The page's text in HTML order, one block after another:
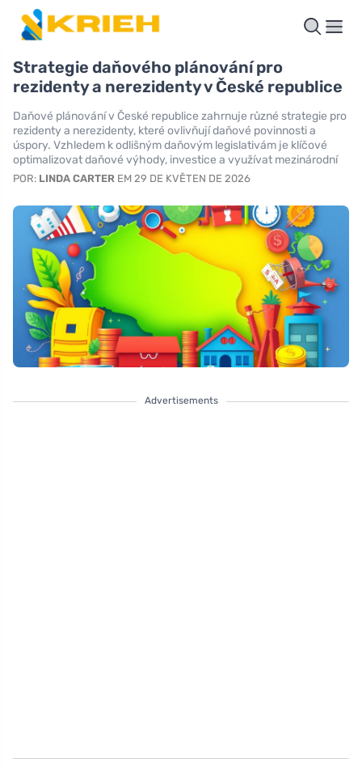
Strategie daňového plánování pro
rezidenty a nerezidenty v České republice
Daňové plánování v České republice zahrnuje různé strategie pro
rezidenty a nerezidenty, které ovlivňují daňové povinnosti a
úspory. Vzhledem k odlišným daňovým legislativám je klíčové
optimalizovat daňové výhody, investice a využívat mezinárodní
POR: LINDA CARTER EM 29 DE KVĚTEN DE 2026
Advertisements